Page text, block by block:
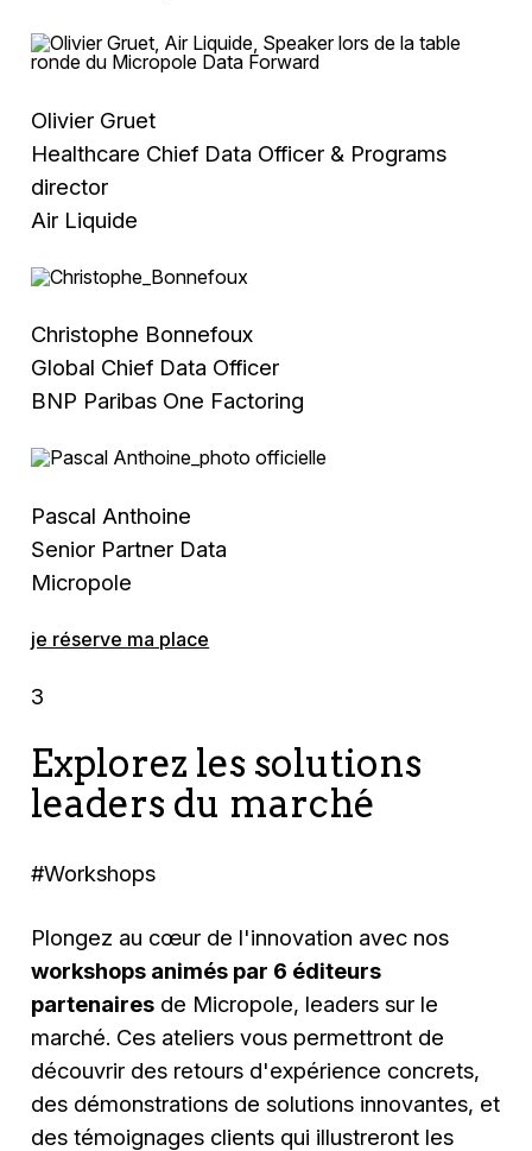
Olivier Gruet
Healthcare Chief Data Officer & Programs
director
Air Liquide
Christophe Bonnefoux
Global Chief Data Officer
BNP Paribas One Factoring
Pascal Anthoine
Senior Partner Data
Micropole
je réserve ma place
3
Explorez les solutions
leaders du marché
#Workshops
Plongez au cœur de l'innovation avec nos
workshops animés par 6 éditeurs
partenaires de Micropole, leaders sur le
marché. Ces ateliers vous permettront de
découvrir des retours d'expérience concrets,
des démonstrations de solutions innovantes, et
des témoignages clients qui illustreront les